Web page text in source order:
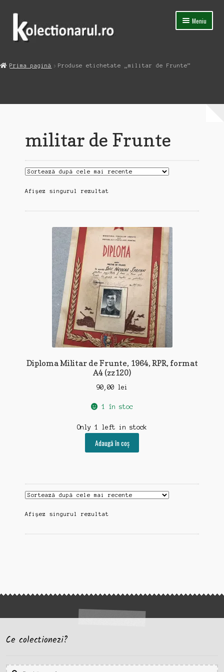
Sari
navigare
Sari
conținut
Meniu
Contact
Prima pagină Produse etichetate „militar de Frunte”
militar de Frunte
Afișez singurul rezultat
Diploma Militar de Frunte, 1964, RPR, format
A4 (zz120)
90,00 lei
1 în stoc
Only 1 left in stock
Adaugă în coș
Afișez singurul rezultat
Ce colectionezi?
Caută
Caută